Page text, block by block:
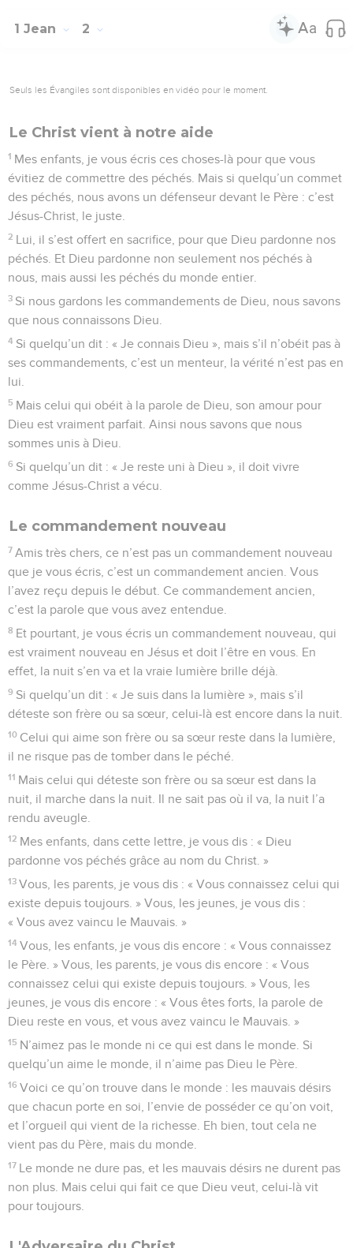
1 Jean 2
Seuls les Évangiles sont disponibles en vidéo pour le moment.
Le Christ vient à notre aide
1 Mes enfants, je vous écris ces choses-là pour que vous
évitiez de commettre des péchés. Mais si quelqu’un commet
des péchés, nous avons un défenseur devant le Père : c’est
Jésus-Christ, le juste.
2 Lui, il s’est offert en sacrifice, pour que Dieu pardonne nos
péchés. Et Dieu pardonne non seulement nos péchés à
nous, mais aussi les péchés du monde entier.
3 Si nous gardons les commandements de Dieu, nous savons
que nous connaissons Dieu.
4 Si quelqu’un dit : « Je connais Dieu », mais s’il n’obéit pas à
ses commandements, c’est un menteur, la vérité n’est pas en
lui.
5 Mais celui qui obéit à la parole de Dieu, son amour pour
Dieu est vraiment parfait. Ainsi nous savons que nous
sommes unis à Dieu.
6 Si quelqu’un dit : « Je reste uni à Dieu », il doit vivre
comme Jésus-Christ a vécu.
Le commandement nouveau
7 Amis très chers, ce n’est pas un commandement nouveau
que je vous écris, c’est un commandement ancien. Vous
l’avez reçu depuis le début. Ce commandement ancien,
c’est la parole que vous avez entendue.
8 Et pourtant, je vous écris un commandement nouveau, qui
est vraiment nouveau en Jésus et doit l’être en vous. En
effet, la nuit s’en va et la vraie lumière brille déjà.
9 Si quelqu’un dit : « Je suis dans la lumière », mais s’il
déteste son frère ou sa sœur, celui-là est encore dans la nuit.
10 Celui qui aime son frère ou sa sœur reste dans la lumière,
il ne risque pas de tomber dans le péché.
11 Mais celui qui déteste son frère ou sa sœur est dans la
nuit, il marche dans la nuit. Il ne sait pas où il va, la nuit l’a
rendu aveugle.
12 Mes enfants, dans cette lettre, je vous dis : « Dieu
pardonne vos péchés grâce au nom du Christ. »
13 Vous, les parents, je vous dis : « Vous connaissez celui qui
existe depuis toujours. » Vous, les jeunes, je vous dis :
« Vous avez vaincu le Mauvais. »
14 Vous, les enfants, je vous dis encore : « Vous connaissez
le Père. » Vous, les parents, je vous dis encore : « Vous
connaissez celui qui existe depuis toujours. » Vous, les
jeunes, je vous dis encore : « Vous êtes forts, la parole de
Dieu reste en vous, et vous avez vaincu le Mauvais. »
15 N’aimez pas le monde ni ce qui est dans le monde. Si
quelqu’un aime le monde, il n’aime pas Dieu le Père.
16 Voici ce qu’on trouve dans le monde : les mauvais désirs
que chacun porte en soi, l’envie de posséder ce qu’on voit,
et l’orgueil qui vient de la richesse. Eh bien, tout cela ne
vient pas du Père, mais du monde.
17 Le monde ne dure pas, et les mauvais désirs ne durent pas
non plus. Mais celui qui fait ce que Dieu veut, celui-là vit
pour toujours.